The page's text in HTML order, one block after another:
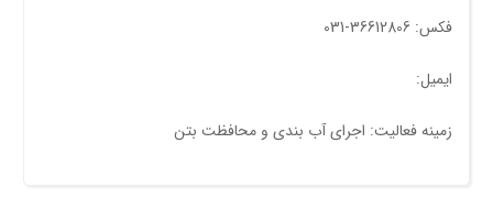
فکس: 36612806-031
ایمیل:
زمینه فعالیت: اجرای آب بندی و محافظت بتن